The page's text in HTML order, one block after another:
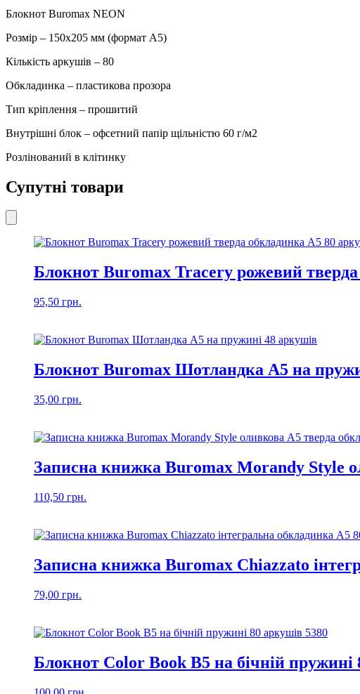
клітинку
24822180-
04
BM
зелена
кількість
Блокнот Buromax NEON
Розмір – 150х205 мм (формат А5)
Кількість аркушів – 80
Обкладинка – пластикова прозора
Тип кріплення – прошитий
Внутрішні блок – офсетний папір щільністю 60 г/м2
Розлінований в клітинку
Супутні товари
Блокнот Buromax Tracery рожевий
95,50 грн.
Блокнот Buromax Шотландка А5 на
35,00 грн.
Записна книжка Buromax Morandy Style
110,50 грн.
Записна книжка Buromax Chiazzato
79,00 грн.
Блокнот Color Book В5 на бічній пружині